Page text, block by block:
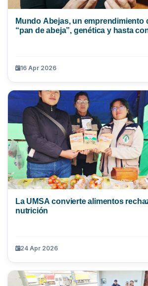
Mundo Abejas, un emprendimiento
“pan de abeja”, genética y hasta
16 Apr 2026
La UMSA convierte alimentos
nutrición
24 Apr 2026